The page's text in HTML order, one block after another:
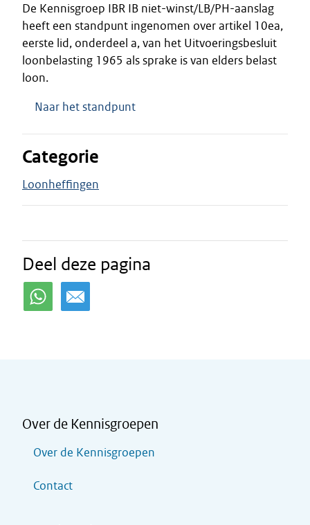
De Kennisgroep IBR IB niet-winst/LB/PH-aanslag
heeft een standpunt ingenomen over artikel 10ea,
eerste lid, onderdeel a, van het Uitvoeringsbesluit
loonbelasting 1965 als sprake is van elders belast
loon.
Naar het standpunt
Categorie
Loonheffingen
Deel deze pagina
Over de Kennisgroepen
Over de Kennisgroepen
Contact